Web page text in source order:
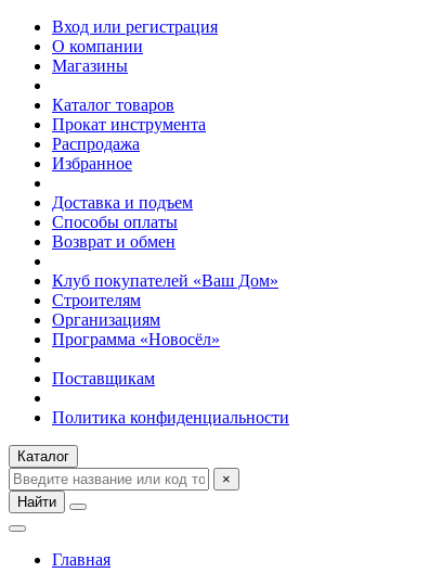
Вход или регистрация
О компании
Магазины
Каталог товаров
Прокат инструмента
Распродажа
Избранное
Доставка и подъем
Способы оплаты
Возврат и обмен
Клуб покупателей «Ваш Дом»
Строителям
Организациям
Программа «Новосёл»
Поставщикам
Политика конфиденциальности
Каталог
×
Найти
Главная